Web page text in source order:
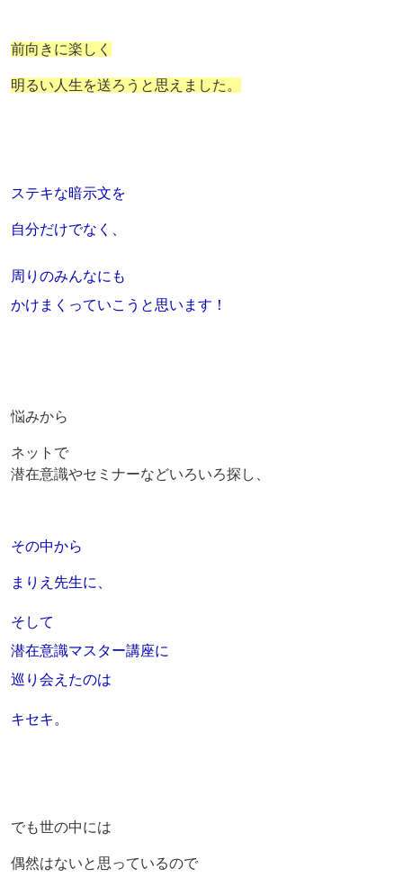
前向きに楽しく
明るい人生を送ろうと思えました。
ステキな暗示文を
自分だけでなく、
周りのみんなにも
かけまくっていこうと思います！
悩みから
ネットで
潜在意識やセミナーなどいろいろ探し、
その中から
まりえ先生に、
そして
潜在意識マスター講座に
巡り会えたのは
キセキ。
でも世の中には
偶然はないと思っているので